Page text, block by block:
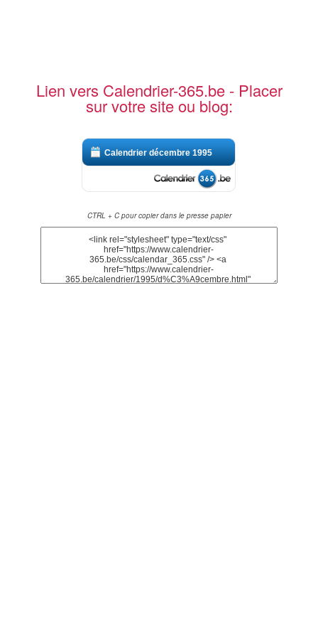
Lien vers Calendrier-365.be - Placer
sur votre site ou blog:
Calendrier décembre 1995
CTRL + C pour copier dans le presse papier